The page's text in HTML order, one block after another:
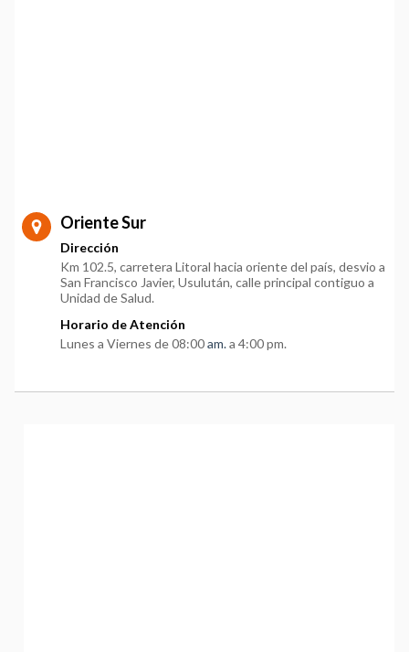
Oriente Sur
Dirección
Km 102.5, carretera Litoral hacia oriente del país, desvio a
San Francisco Javier, Usulután, calle principal contiguo a
Unidad de Salud.
Horario de Atención
Lunes a Viernes de 08:00am.a 4:00 pm.